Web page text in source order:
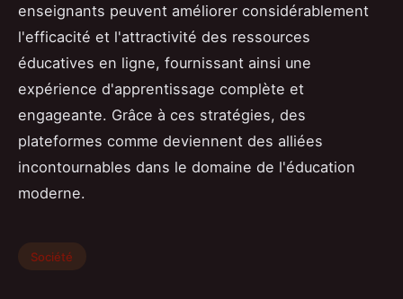
enseignants peuvent améliorer considérablement
l'efficacité et l'attractivité des ressources
éducatives en ligne, fournissant ainsi une
expérience d'apprentissage complète et
engageante. Grâce à ces stratégies, des
plateformes comme deviennent des alliées
incontournables dans le domaine de l'éducation
moderne.
Société